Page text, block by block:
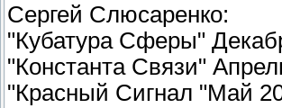
Сергей Слюсаренко:
"Кубатура Сферы"
"Константа Связи"
"Красный Сигнал "Май